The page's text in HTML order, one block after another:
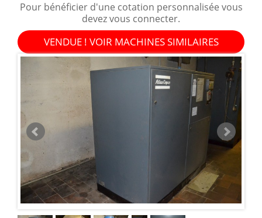
Pour bénéficier d'une cotation personnalisée vous
devez vous connecter.
VENDUE ! VOIR MACHINES SIMILAIRES